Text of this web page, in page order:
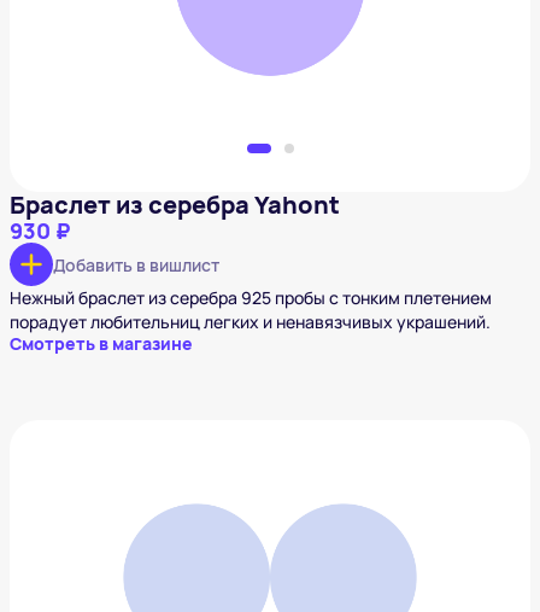
Браслет из серебра Yahont
930 ₽
Добавить в вишлист
Нежный браслет из серебра 925 пробы с тонким плетением
порадует любительниц легких и ненавязчивых украшений.
Смотреть в магазине